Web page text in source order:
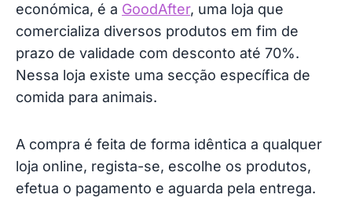
económica, é a GoodAfter, uma loja que
comercializa diversos produtos em fim de
prazo de validade com desconto até 70%.
Nessa loja existe uma secção específica de
comida para animais.
A compra é feita de forma idêntica a qualquer
loja online, regista-se, escolhe os produtos,
efetua o pagamento e aguarda pela entrega.